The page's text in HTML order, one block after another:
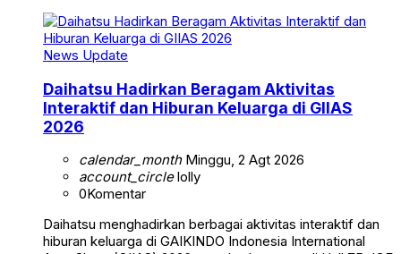
News Update
Daihatsu Hadirkan Beragam Aktivitas
Interaktif dan Hiburan Keluarga di GIIAS
2026
calendar_monthMinggu, 2 Agt 2026
account_circlelolly
0Komentar
Daihatsu menghadirkan berbagai aktivitas interaktif dan
hiburan keluarga di GAIKINDO Indonesia International